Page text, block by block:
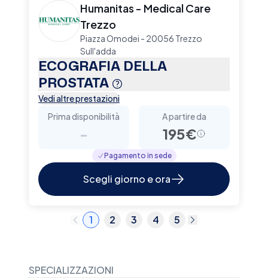
Humanitas - Medical Care
Trezzo
Piazza Omodei - 20056 Trezzo
Sull'adda
ECOGRAFIA DELLA
PROSTATA
Vedi altre prestazioni
Prima disponibilità
-
A partire da
195€
Pagamento in sede
Scegli giorno e ora
1 2 3 4 5
SPECIALIZZAZIONI